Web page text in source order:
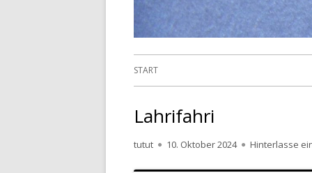
Primäres
START
Lahrifahri
Autor
tutut
Veröffentlicht
10. Oktober 2024 Hinterlasse